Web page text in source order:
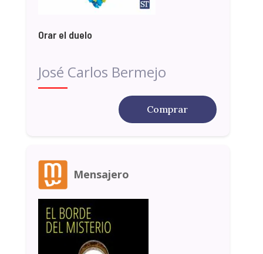
Orar el duelo
José Carlos Bermejo
Comprar
Mensajero